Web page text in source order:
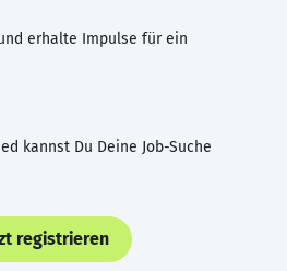
erhalte Impulse für ein
kannst Du Deine Job-Suche
registrieren